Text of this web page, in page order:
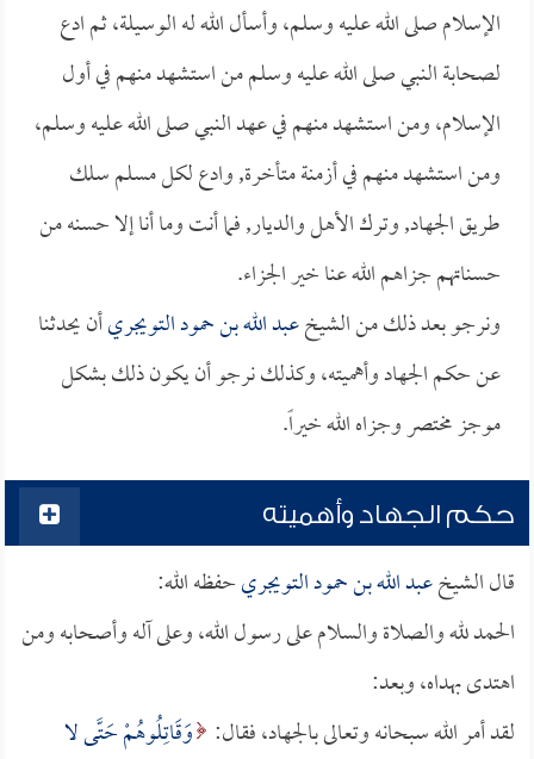
الإسلام صلى الله عليه وسلم، وأسأل الله له الوسيلة، ثم ادع
لصحابة النبي صلى الله عليه وسلم من استشهد منهم في أول
الإسلام، ومن استشهد منهم في عهد النبي صلى الله عليه وسلم،
ومن استشهد منهم في أزمنة متأخرة, وادع لكل مسلم سلك
طريق الجهاد, وترك الأهل والديار, فما أنت وما أنا إلا حسنه من
حسناتهم جزاهم الله عنا خير الجزاء.
ونرجو بعد ذلك من الشيخعبد الله بن حمود التويجريأن يحدثنا
عن حكم الجهاد وأهميته، وكذلك نرجو أن يكون ذلك بشكل
موجز مختصر وجزاه الله خيراً.
حكم الجهاد وأهميته
قال الشيخعبد الله بن حمود التويجريحفظه الله:
الحمد لله والصلاة والسلام على رسول الله، وعلى آله وأصحابه ومن
اهتدى بهداه، وبعد:
لقد أمر الله سبحانه وتعالى بالجهاد، فقال: وَقَاتِلُوهُمْ حَتَّى لا